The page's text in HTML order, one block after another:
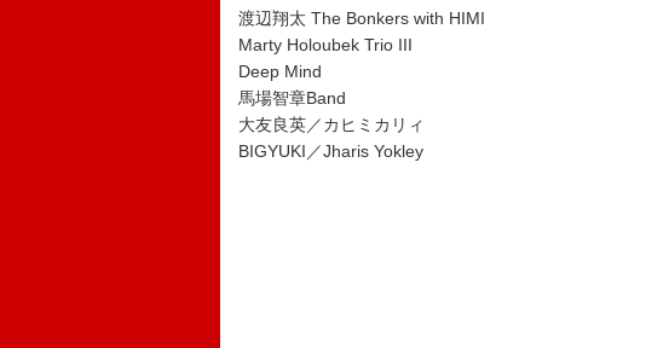
渡辺翔太 The Bonkers with HIMI
Marty Holoubek Trio III
Deep Mind
馬場智章Band
大友良英／カヒミカリィ
BIGYUKI／Jharis Yokley